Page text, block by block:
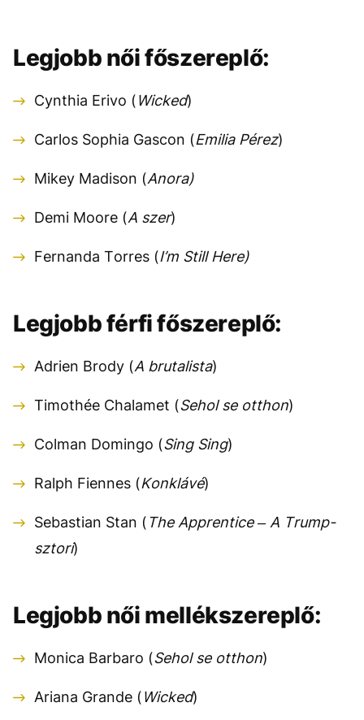
Legjobb női főszereplő:
Cynthia Erivo (Wicked)
Carlos Sophia Gascon (Emilia Pérez)
Mikey Madison (Anora)
Demi Moore (A szer)
Fernanda Torres (I’m Still Here)
Legjobb férfi főszereplő:
Adrien Brody (A brutalista)
Timothée Chalamet (Sehol se otthon)
Colman Domingo (Sing Sing)
Ralph Fiennes (Konklávé)
Sebastian Stan ( The Apprentice – A Trump-
sztori)
Legjobb női mellékszereplő:
Monica Barbaro (Sehol se otthon)
Ariana Grande (Wicked)